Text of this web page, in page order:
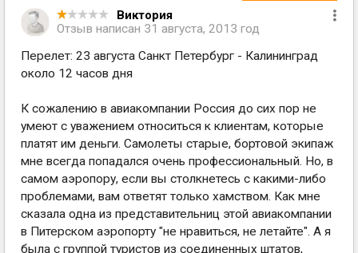
Виктория
Отзыв написан 31 августа, 2013 год
Перелет: 23 августа Санкт Петербург - Калининград
около 12 часов дня
К сожалению в авиакомпании Россия до сих пор не
умеют с уважением относиться к клиентам, которые
платят им деньги. Самолеты старые, бортовой экипаж
мне всегда попадался очень профессиональный. Но, в
самом аэропору, если вы столкнетесь с какими-либо
проблемами, вам ответят только хамством. Как мне
сказала одна из представительниц этой авиакомпании
в Питерском аэропорту "не нравиться, не летайте". А я
была с группой туристов из соединенных штатов,